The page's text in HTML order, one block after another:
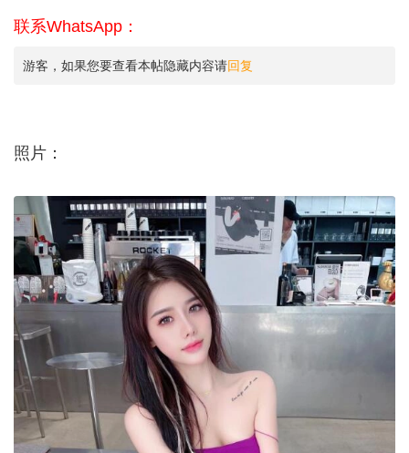
联系WhatsApp：
游客，如果您要查看本帖隐藏内容请回复
照片：